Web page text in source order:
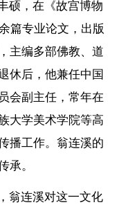
硕，在《故宫博物
篇专业论文，出版
主编多部佛教、道
休后，他兼任中国
会副主任，常年在
大学美术学院等高
播工作。翁连溪的
承。
翁连溪对这一文化